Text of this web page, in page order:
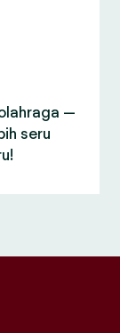
—
seru